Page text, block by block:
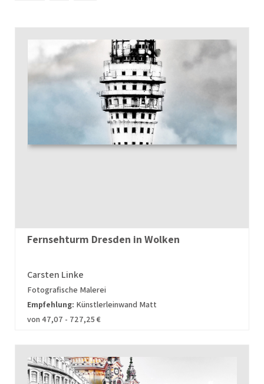
Fernsehturm Dresden in Wolken
Carsten Linke
Fotografische Malerei
Empfehlung: Künstlerleinwand Matt
von 47,07 - 727,25 €